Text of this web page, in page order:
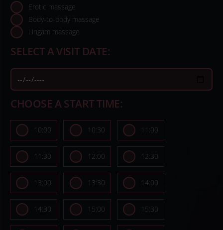
Erotic massage
Body-to-body massage
Lingam massage
SELECT A VISIT DATE:
CHOOSE A START TIME:
10:00 10:30 11:00
11:30 12:00 12:30
13:00 13:30 14:00
14:30 15:00 15:30